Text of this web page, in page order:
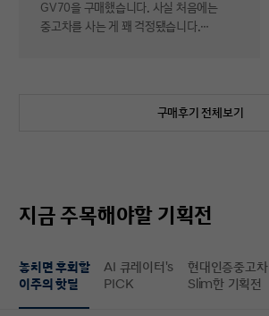
GV70을 구매했습니다. 사실 처음에는
중고차를 사는 게 꽤 걱정됐습니다.
보면 예상과 달라서 후회했다는 이야기도
제공돼서 불안감이 많이 줄었다는
상태가 더 좋아서 만족도가 높았습니다.
중고차지만 관리가 잘 된 차량이라는
느낌이 확실히 들었습니다. 무엇보다
구매후기 전체보기
지금 주목해야할 기획전
놓치면 후회할
이주의 핫딜
AI 큐레이터's
PICK
현대인증중고차
Slim한 기획전